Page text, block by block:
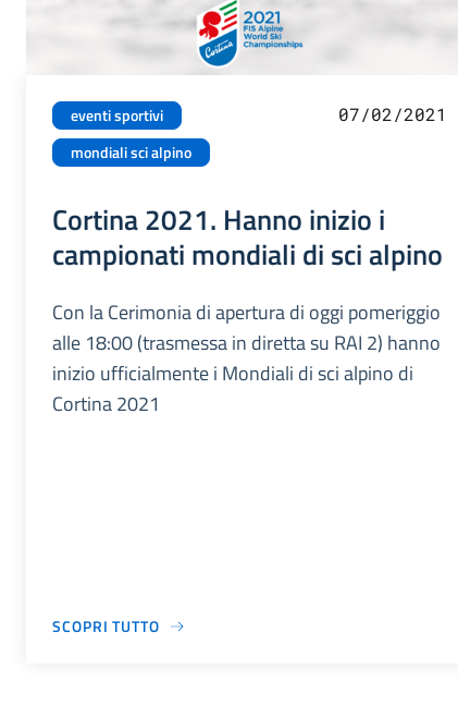
eventi sportivi
mondiali sci alpino
07/02/2021
Cortina 2021. Hanno inizio i
campionati mondiali di sci alpino
Con la Cerimonia di apertura di oggi pomeriggio
alle 18:00 (trasmessa in diretta su RAI 2) hanno
inizio ufficialmente i Mondiali di sci alpino di
Cortina 2021
SCOPRI TUTTO